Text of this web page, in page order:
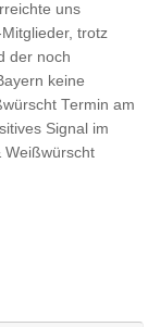
uns
trotz
der noch
keine
Termin am
Signal im
Weißwürscht